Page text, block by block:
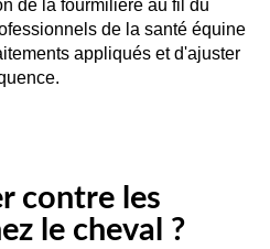
de la fourmilière au fil du
de la santé équine
appliqués et d'ajuster
contre les
le cheval ?